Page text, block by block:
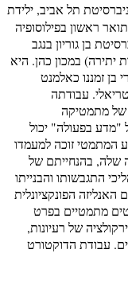
תל אביב, ילידת
ראשון בפילוסופיה
בן גוריון בנגב
יתירה) במכון כהן. היא
בן זמננו כאלמנט
עבודתה
של מתמטיקה
בפעולה" יכול
המתמטי זוכה למעמדו
שלה, בהנחייתם של
התגבשותו והבנייתו
הפונקציונלית
מתמטיים בפרט
של רעיונות,
עבודת הדוקטורט